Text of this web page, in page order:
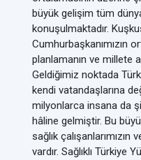
büyük gelişim tüm
konuşulmaktadır.
Cumhurbaşkanımızın
planlamanın ve millete
Geldiğimiz noktada
kendi vatandaşlarına
milyonlarca insana da
hâline gelmiştir. Bu
sağlık
vardır. Sağlıklı Türkiye